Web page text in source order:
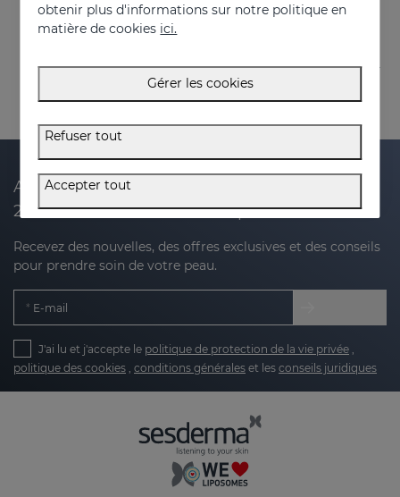
12.95 € 26.95 €
Abonnez-vous à notre newsletter et recevez
20 % de réduction sur votre prochain achat
Recevez des nouvelles, des offres exclusives et des conseils
pour prendre soin de votre peau.
E-mail
J'ai lu et j'accepte le politique de protection de la vie privée ,
politique des cookies , conditions générales et les conseils juridiques
obtenir plus d'informations sur notre politique en
matière de cookies ici.
Gérer les cookies
Refuser tout
Accepter tout